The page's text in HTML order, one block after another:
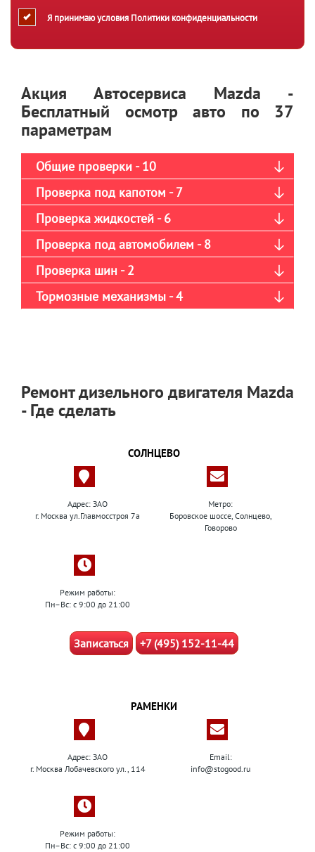
Я принимаю условия Политики конфиденциальности
Акция Автосервиса Mazda -
Бесплатный осмотр авто по 37
параметрам
Общие проверки - 10
Проверка под капотом - 7
Проверка жидкостей - 6
Проверка под автомобилем - 8
Проверка шин - 2
Тормозные механизмы - 4
Ремонт дизельного двигателя Mazda
- Где сделать
СОЛНЦЕВО
Адрес: ЗАО
г. Москва ул.Главмосстроя 7а
Метро:
Боровское шоссе, Солнцево,
Говорово
Режим работы:
Пн–Вс: с 9:00 до 21:00
Записаться +7 (495) 152-11-44
РАМЕНКИ
Адрес: ЗАО
г. Москва Лобачевского ул., 114
Email:
info@stogood.ru
Режим работы:
Пн–Вс: с 9:00 до 21:00